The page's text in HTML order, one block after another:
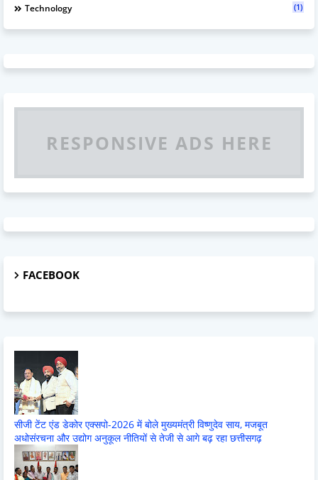
Technology (1)
RESPONSIVE ADS HERE
FACEBOOK
सीजी टेंट एंड डेकोर एक्सपो-2026 में बोले मुख्यमंत्री विष्णुदेव साय, मजबूत
अधोसंरचना और उद्योग अनुकूल नीतियों से तेजी से आगे बढ़ रहा छत्तीसगढ़